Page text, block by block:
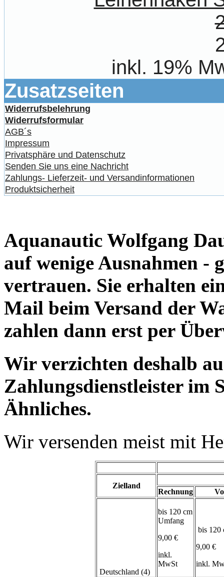
inkl. 19%
Zusatzseiten
Widerrufsbelehrung
Widerrufsformular
AGB´s
Impressum
Privatsphäre und Datenschutz
Senden Sie uns eine Nachricht
Zahlungs- Lieferzeit- und Versandinformationen
Produktsicherheit
Aquanautic Wolfgang
auf wenige Ausnahmen -
vertrauen. Sie erhalten
Mail beim Versand der
zahlen dann erst per
Wir verzichten deshalb
Zahlungsdienstleister im
Ähnliches.
Wir versenden meist mit
Zielland
Rechnung
Deutschland (4)
bis 120 cm
Umfang
9,00 €
inkl.
MwSt
bis 120
9,00 €
inkl.